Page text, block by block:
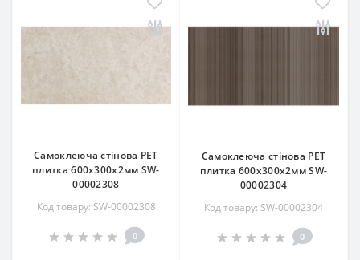
Самоклеюча стінова PET
плитка 600х300х2мм SW-
00002308
Код товару: SW-00002308
0
Самоклеюча стінова PET
плитка 600х300х2мм SW-
00002304
Код товару: SW-00002304
0